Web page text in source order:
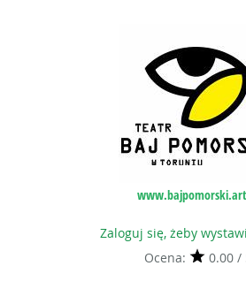
Zaloguj się, żeby
Ocena:
0.00 /